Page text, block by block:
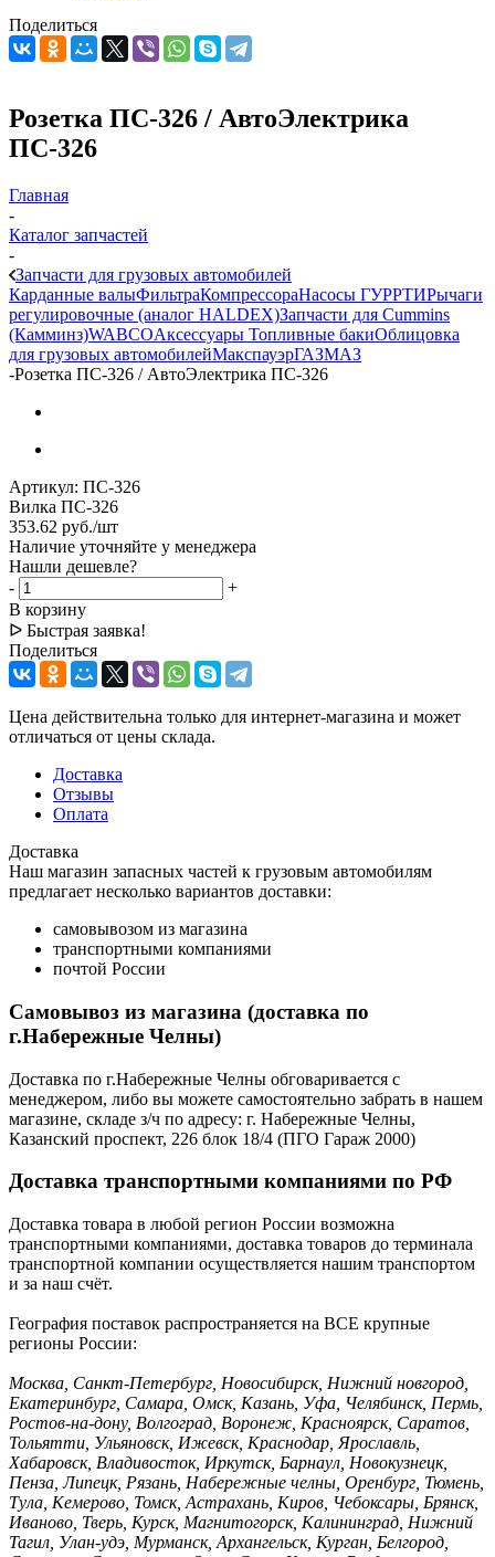
Поделиться
Розетка ПС-326 / АвтоЭлектрика
ПС-326
Главная
-
Каталог запчастей
-
Запчасти для грузовых автомобилей
Карданные валыФильтраКомпрессораНасосы ГУРРТИРычаги
регулировочные (аналог HALDEX)Запчасти для Cummins
(Камминз)WABCOАксессуары Топливные бакиОблицовка
для грузовых автомобилейМакспауэрГАЗМАЗ
-Розетка ПС-326 / АвтоЭлектрика ПС-326
Артикул: ПС-326
Вилка ПС-326
353.62 руб./шт
Наличие уточняйте у менеджера
Нашли дешевле?
-
+
В корзину
ᐅ Быстрая заявка!
Поделиться
Цена действительна только для интернет-магазина и может
отличаться от цены склада.
Доставка
Отзывы
Оплата
Доставка
Наш магазин запасных частей к грузовым автомобилям
предлагает несколько вариантов доставки:
самовывозом из магазина
транспортными компаниями
почтой России
Самовывоз из магазина (доставка по
г.Набережные Челны)
Доставка по г.Набережные Челны обговаривается с
менеджером, либо вы можете самостоятельно забрать в нашем
магазине, складе з/ч по адресу: г. Набережные Челны,
Казанский проспект, 226 блок 18/4 (ПГО Гараж 2000)
Доставка транспортными компаниями по РФ
Доставка товара в любой регион России возможна
транспортными компаниями, доставка товаров до терминала
транспортной компании осуществляется нашим транспортом
и за наш счёт.
География поставок распространяется на ВСЕ крупные
регионы России:
Москва, Санкт-Петербург, Новосибирск, Нижний новгород,
Екатеринбург, Самара, Омск, Казань, Уфа, Челябинск, Пермь,
Ростов-на-дону, Волгоград, Воронеж, Красноярск, Саратов,
Тольятти, Ульяновск, Ижевск, Краснодар, Ярославль,
Хабаровск, Владивосток, Иркутск, Барнаул, Новокузнецк,
Пенза, Липецк, Рязань, Набережные челны, Оренбург, Тюмень,
Тула, Кемерово, Томск, Астрахань, Киров, Чебоксары, Брянск,
Иваново, Тверь, Курск, Магнитогорск, Калининград, Нижний
Тагил, Улан-удэ, Мурманск, Архангельск, Курган, Белгород,